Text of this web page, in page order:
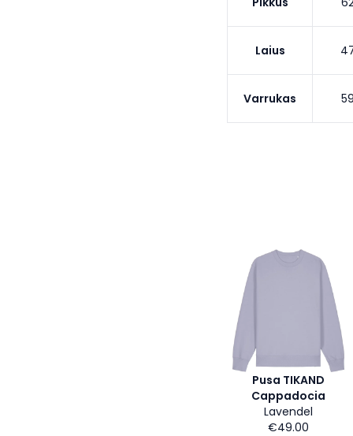
Laius
Varrukas
Pusa TIKAND
Cappadocia
Lavendel
€49.00